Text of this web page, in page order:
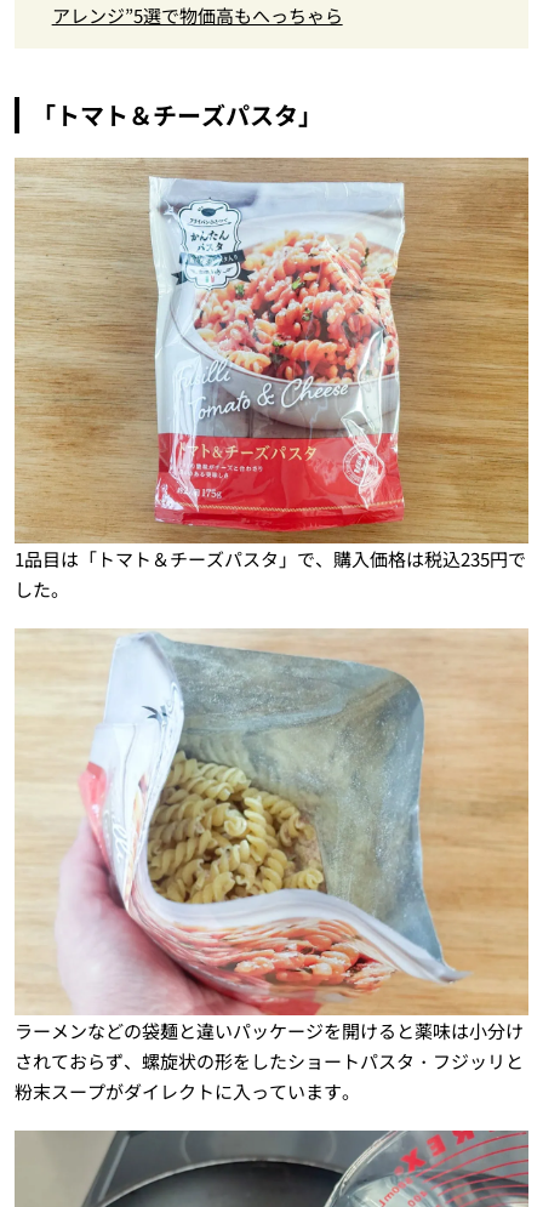
アレンジ”5選で物価高もへっちゃら
「トマト＆チーズパスタ」
1品目は「トマト＆チーズパスタ」で、購入価格は税込235円で
した。
ラーメンなどの袋麺と違いパッケージを開けると薬味は小分け
されておらず、螺旋状の形をしたショートパスタ・フジッリと
粉末スープがダイレクトに入っています。